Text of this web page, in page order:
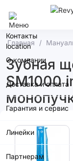
Волгоград
Контакты
О компании
Доставка и оплата
Гарантия и сервис
Линейки
Партнерам
Главная
Зубная
SM1000